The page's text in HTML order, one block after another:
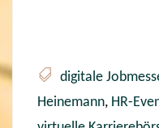
digitale
Heinemann, HR-